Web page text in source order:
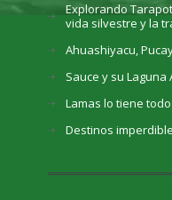
Explorando
vida silvestre y la
Ahuashiyacu,
Sauce y su Laguna
Lamas lo tiene todo
Destinos